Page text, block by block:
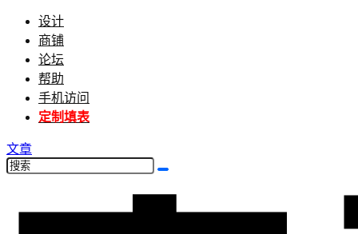
设计
商铺
论坛
帮助
手机访问
定制填表
文章